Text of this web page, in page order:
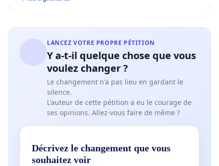
LANCEZ VOTRE PROPRE PÉTITION
Y a-t-il quelque chose que vous
voulez changer ?
Le changement n'a pas lieu en gardant le
silence.
L'auteur de cette pétition a eu le courage de
ses opinions. Allez-vous faire de même ?
Décrivez le changement que vous
souhaitez voir